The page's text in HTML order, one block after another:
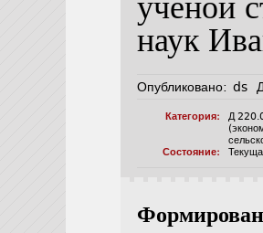
ученой
наук
Опубликовано: ds
Категория: Д
Состояние: